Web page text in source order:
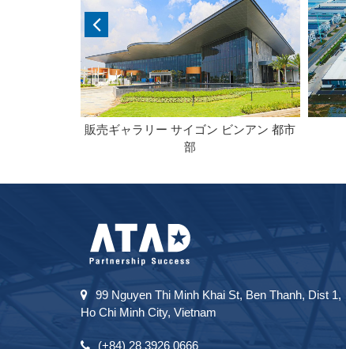
販売ギャラリー サイゴン ビンアン 都市
部
99 Nguyen Thi Minh Khai St, Ben Thanh, Dist 1,
Ho Chi Minh City, Vietnam
(+84) 28 3926 0666